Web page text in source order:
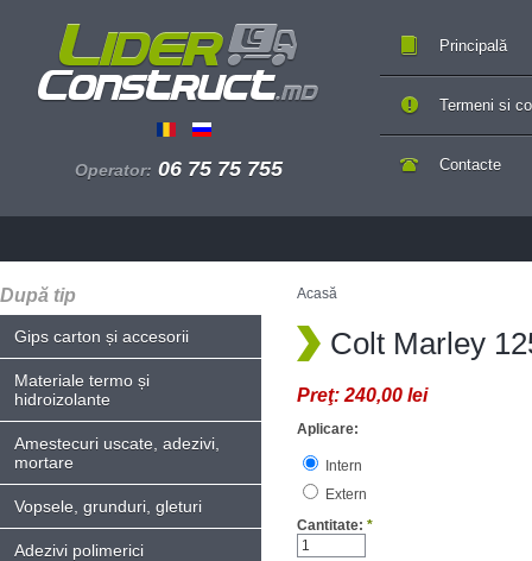
Operator: 06 75 75 755
Principală
Contacte
Termeni si
După tip
Gips carton și accesorii
Materiale termo și
hidroizolante
Amestecuri uscate, adezivi,
mortare
Vopsele, grunduri, gleturi
Adezivi polimerici
Acasă
Colt Marley
Preţ: 240,00 lei
Aplicare:
Intern
Extern
Cantitate: *